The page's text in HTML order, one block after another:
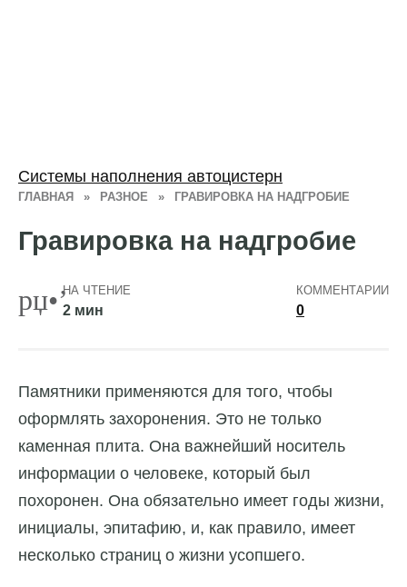
ГЛАВНАЯ » РАЗНОЕ » ГРАВИРОВКА НА НАДГРОБИЕ
Гравировка на надгробие
НА ЧТЕНИЕ
2 мин
КОММЕНТАРИИ
0
Памятники применяются для того, чтобы
оформлять захоронения. Это не только
каменная плита. Она важнейший носитель
информации о человеке, который был
похоронен. Она обязательно имеет годы жизни,
инициалы, эпитафию, и, как правило, имеет
несколько страниц о жизни усопшего.
Системы наполнения автоцистерн